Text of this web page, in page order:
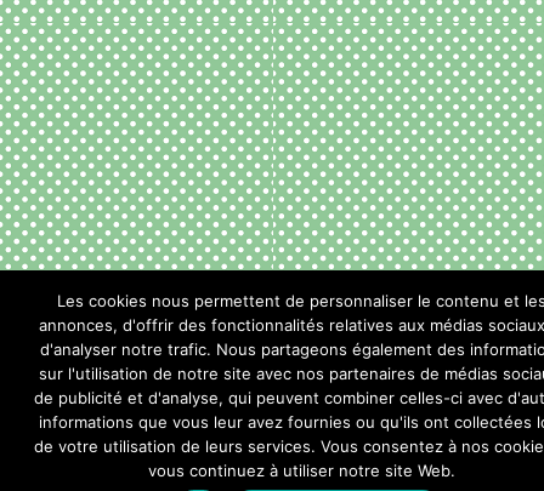
Les cookies nous permettent de personnaliser le contenu et
annonces, d'offrir des fonctionnalités relatives aux médias
d'analyser notre trafic. Nous partageons également des
sur l'utilisation de notre site avec nos partenaires de médias
de publicité et d'analyse, qui peuvent combiner celles-ci avec
informations que vous leur avez fournies ou qu'ils ont collectées
de votre utilisation de leurs services. Vous consentez à nos
vous continuez à utiliser notre site Web.